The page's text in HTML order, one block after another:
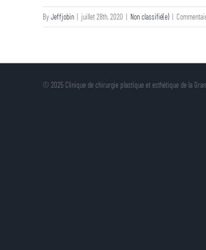
ByJeffjobin | juillet 28th, 2020 | Non classifié(e) |
© 2025 Clinique de chirurgie plastique et esthétique de la